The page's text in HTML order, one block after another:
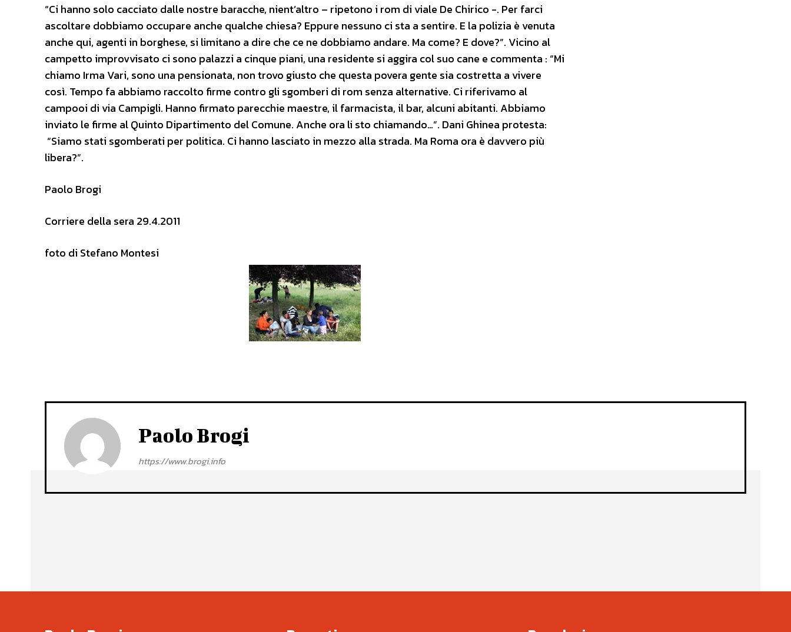
“Ci hanno solo cacciato dalle nostre baracche, nient’altro – ripetono i rom di viale De Chirico -. Per farci
ascoltare dobbiamo occupare anche qualche chiesa? Eppure nessuno ci sta a sentire. E la polizia è venuta
anche qui, agenti in borghese, si limitano a dire che ce ne dobbiamo andare. Ma come? E dove?”. Vicino al
campetto improvvisato ci sono palazzi a cinque piani, una residente si aggira col suo cane e commenta : “Mi
chiamo Irma Vari, sono una pensionata, non trovo giusto che questa povera gente sia costretta a vivere
così. Tempo fa abbiamo raccolto firme contro gli sgomberi di rom senza alternative. Ci riferivamo al
campooi di via Campigli. Hanno firmato parecchie maestre, il farmacista, il bar, alcuni abitanti. Abbiamo
inviato le firme al Quinto Dipartimento del Comune. Anche ora li sto chiamando…”. Dani Ghinea protesta:
“Siamo stati sgomberati per politica. Ci hanno lasciato in mezzo alla strada. Ma Roma ora è davvero più
libera?”.
Paolo Brogi
Corriere della sera 29.4.2011
foto di Stefano Montesi
Paolo Brogi
https://www.brogi.info